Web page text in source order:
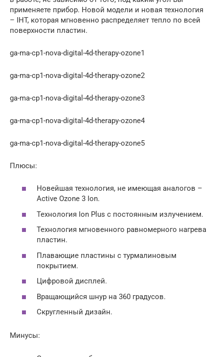
применяете прибор. Новой модели и новая технология
– IHT, которая мгновенно распределяет тепло по всей
поверхности пластин.
ga-ma-cp1-nova-digital-4d-therapy-ozone1
ga-ma-cp1-nova-digital-4d-therapy-ozone2
ga-ma-cp1-nova-digital-4d-therapy-ozone3
ga-ma-cp1-nova-digital-4d-therapy-ozone4
ga-ma-cp1-nova-digital-4d-therapy-ozone5
Плюсы:
Новейшая технология, не имеющая аналогов –
Active Ozone 3 Ion.
Технология Ion Plus с постоянным излучением.
Технология мгновенного равномерного нагрева
пластин.
Плавающие пластины с турмалиновым
покрытием.
Цифровой дисплей.
Вращающийся шнур на 360 градусов.
Скругленный дизайн.
Минусы: